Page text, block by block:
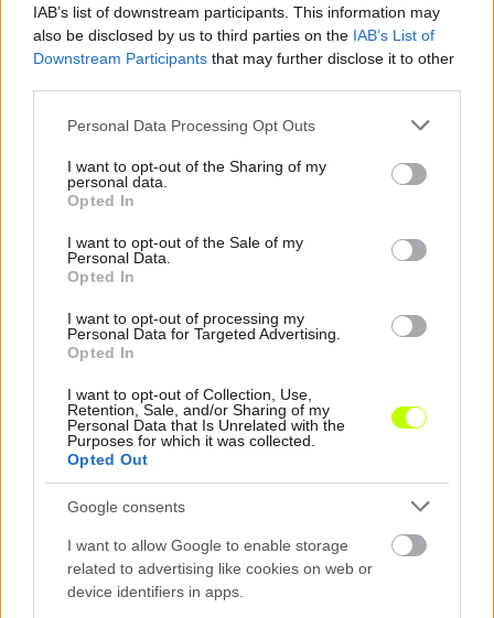
IAB’s list of downstream participants. This information may
also be disclosed by us to third parties on the IAB’s List of
Downstream Participants that may further disclose it to other
Please note that this website/app uses one or more Google
not limited to your visit or usage behaviour. You may click to
grant or deny consent to Google and its third-party tags to
use your data for below specified purposes in below Google
consent section.
Personal Data Processing Opt Outs
I want to opt-out of the Sharing of my
personal data.
Opted In
I want to opt-out of the Sale of my
Personal Data.
Opted In
I want to opt-out of processing my
Personal Data for Targeted Advertising.
Opted In
I want to opt-out of Collection, Use,
Retention, Sale, and/or Sharing of my
Personal Data that Is Unrelated with the
Purposes for which it was collected.
Opted Out
Google consents
I want to allow Google to enable storage
related to advertising like cookies on web or
device identifiers in apps.
Az MTK Budapest házigazdaként, Kerezsi
Zalán duplájával 3–0-ra legyőzte az előző
Hírek
Hivatalos: Átrok Zalán Belgiumba igazolt
Hivatalossá vált Átrok Zalán átigazolása: a
belga élvonalban szereplő Zulte Waregem
bejelentette a 20 éves magyar szélső
szerződtetését. A játékos […]